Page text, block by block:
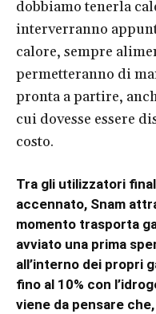
dobbiamo tenerla
interverranno
calore, sempre
permetteranno di
pronta a partire,
cui dovesse essere
costo.
Tra gli utilizzatori
accennato, Snam
momento trasporta
avviato una prima
all’interno dei propri
fino al 10% con
viene da pensare